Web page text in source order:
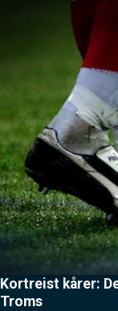
Kortreist kårer:
Troms